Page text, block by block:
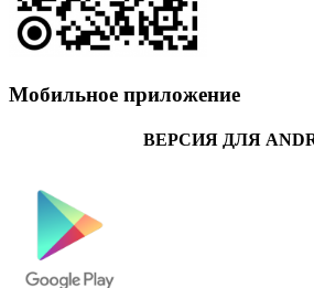
Мобильное приложение
ВЕРСИЯ ДЛЯ